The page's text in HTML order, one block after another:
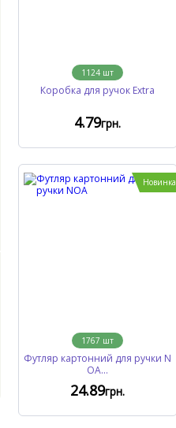
1124 шт
Коробка для ручок Extra
4.79грн.
Новинка
1767 шт
Футляр картонний для ручки N
OA...
24.89грн.